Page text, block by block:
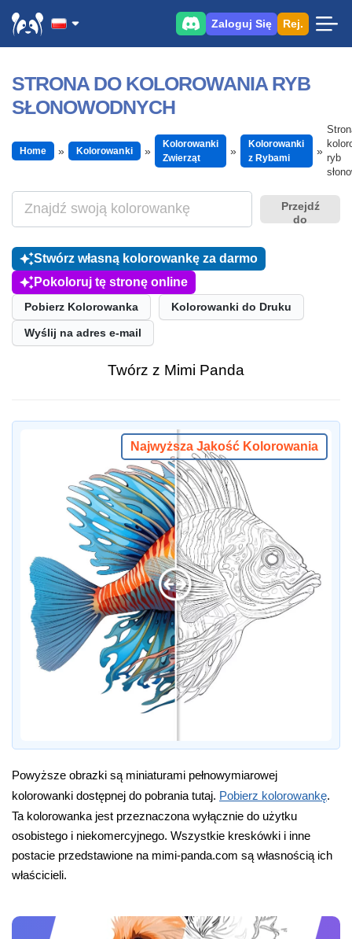
Zaloguj Się Rej.
STRONA DO KOLOROWANIA RYB
SŁONOWODNYCH
Home Kolorowanki
Kolorowanki
Zwierząt
Kolorowanki
z Rybami
ryb
Przejdź
do
Stwórz własną kolorowankę za darmo
Pokoloruj tę stronę online
Pobierz Kolorowanka Kolorowanki do Druku
Wyślij na adres e-mail
Twórz z Mimi Panda
Najwyższa Jakość Kolorowania
Powyższe obrazki są miniaturami pełnowymiarowej
kolorowanki dostępnej do pobrania tutaj. Pobierz kolorowankę.
Ta kolorowanka jest przeznaczona wyłącznie do użytku
osobistego i niekomercyjnego. Wszystkie kreskówki i inne
postacie przedstawione na mimi-panda.com są własnością ich
właścicieli.